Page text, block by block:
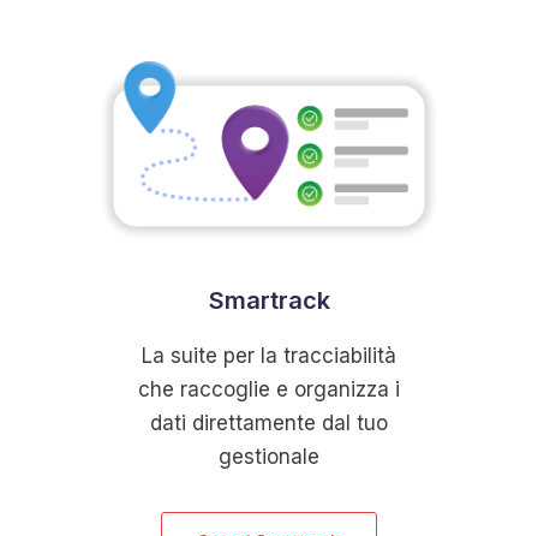
Smartrack
La suite per la tracciabilità
che raccoglie e organizza i
dati direttamente dal tuo
gestionale